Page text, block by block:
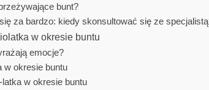
bunt?
za bardzo: kiedy skonsultować się ze
w okresie buntu
emocje?
w okresie buntu
w okresie buntu